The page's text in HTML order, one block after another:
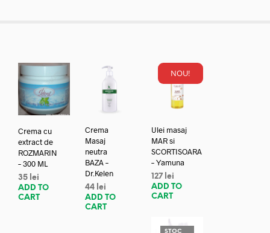
Crema cu
extract de
ROZMARIN
– 300 ML
35 lei
ADD TO
CART
Crema
Masaj
neutra
BAZA –
Dr.Kelen
44 lei
ADD TO
CART
NOU!
Ulei masaj
MAR si
SCORTISOARA
– Yamuna
127 lei
ADD TO
CART
STOC